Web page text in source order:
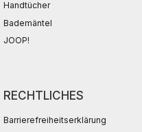
Handtücher
Bademäntel
JOOP!
RECHTLICHES
Barrierefreiheitserklärung